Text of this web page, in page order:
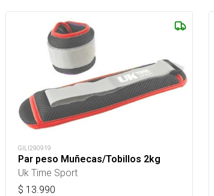
GILI290919
Par peso Muñecas/Tobillos 2kg
Uk Time Sport
$ 13.990